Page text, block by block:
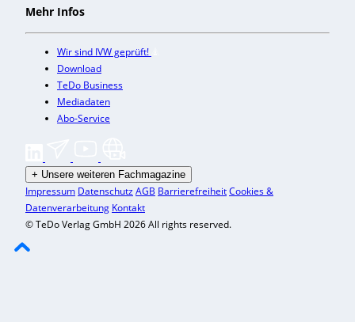
Mehr Infos
Wir sind IVW geprüft!
Download
TeDo Business
Mediadaten
Abo-Service
+ Unsere weiteren Fachmagazine
Impressum DatenschutzAGB BarrierefreiheitCookies &
Datenverarbeitung Kontakt
© TeDo Verlag GmbH 2026 All rights reserved.